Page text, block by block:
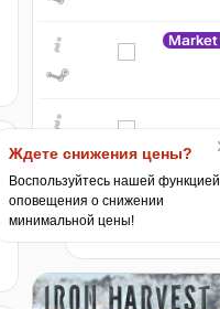
Market
2021
3,000
Ждете снижения цены?
Воспользуйтесь нашей функцией
оповещения о снижении
минимальной цены!